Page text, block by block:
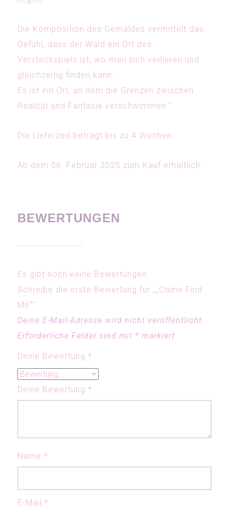
Die Komposition des Gemäldes vermittelt das
Gefühl, dass der Wald ein Ort des
Versteckspiels ist, wo man sich verlieren und
gleichzeitig finden kann.
Es ist ein Ort, an dem die Grenzen zwischen
Realität und Fantasie verschwimmen.“
Die Lieferzeit beträgt bis zu 4 Wochen.
Ab dem 06. Februar 2025 zum Kauf erhältlich.
BEWERTUNGEN
Es gibt noch keine Bewertungen.
Schreibe die erste Bewertung für „„Come Find
Me““
Deine E-Mail-Adresse wird nicht veröffentlicht.
Erforderliche Felder sind mit * markiert
Deine Bewertung*
Deine Bewertung*
Name*
E-Mail*